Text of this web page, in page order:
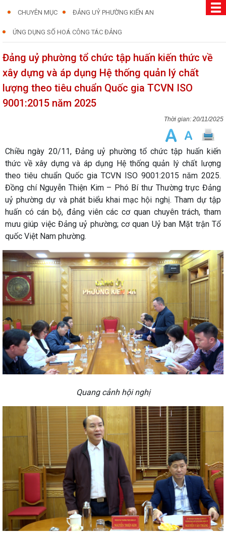
CHUYÊN MỤC ĐẢNG UỶ PHƯỜNG KIẾN AN
ỨNG DỤNG SỐ HOÁ CÔNG TÁC ĐẢNG
Đảng uỷ phường tổ chức tập huấn kiến thức về
xây dựng và áp dụng Hệ thống quản lý chất
lượng theo tiêu chuẩn Quốc gia TCVN ISO
9001:2015 năm 2025
20/11/2025
Chiều ngày 20/11, Đảng uỷ phường tổ chức tập huấn kiến
thức về xây dựng và áp dụng Hệ thống quản lý chất lượng
theo tiêu chuẩn Quốc gia TCVN ISO 9001:2015 năm 2025.
Đồng chí Nguyễn Thiện Kim – Phó Bí thư Thường trực Đảng
uỷ phường dự và phát biểu khai mạc hội nghị. Tham dự tập
huấn có cán bộ, đảng viên các cơ quan chuyên trách, tham
mưu giúp việc Đảng uỷ phường; cơ quan Uỷ ban Mặt trận Tổ
quốc Việt Nam phường.
Quang cảnh hội nghị